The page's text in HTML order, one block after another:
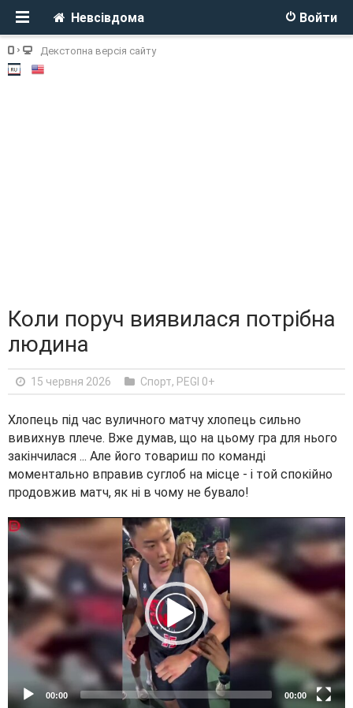
Войти
Невсівдома
Декстопна версія сайту
Коли поруч виявилася потрібна
людина
15 червня 2026 Cпорт, PEGI 0+
Хлопець під час вуличного матчу хлопець сильно
вивихнув плече. Вже думав, що на цьому гра для нього
закінчилася ... Але його товариш по команді
моментально вправив суглоб на місце - і той спокійно
продовжив матч, як ні в чому не бувало!
V
d
e
o
l
e
00:00 00:00